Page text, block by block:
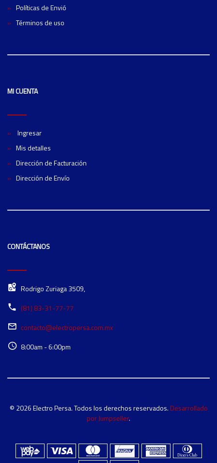
Políticas de Envió
Términos de uso
MI CUENTA
Ingresar
Mis detalles
Dirección de Facturación
Dirección de Envío
CONTÁCTANOS
Rodrigo Zuriaga 3509,
(81) 83-31-77-77
contacto@electropersa.com.mx
8:00am - 6:00pm
© 2026 Electro Persa. Todos los derechos reservados. Desarrollado
por Jumpseller.